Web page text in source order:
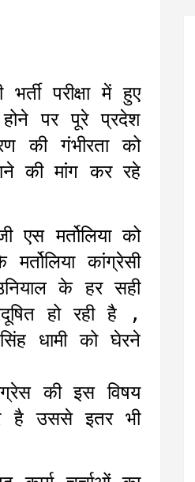
परीक्षा में हुए
होने पर पूरे प्रदेश
की गंभीरता को
की मांग कर रहे
एस मर्तोलिया को
कांग्रेसी
के हर सही
हो रही है ,
धामी को घेरने
की इस विषय
है उससे इतर भी